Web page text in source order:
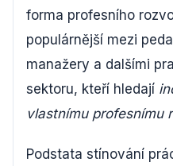
forma profesního
populárnější mezi
manažery a dalšími
sektoru, kteří hledají
vlastnímu profesnímu
Podstata stínování